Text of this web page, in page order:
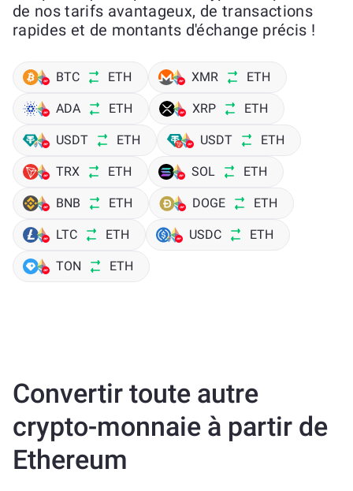
de nos tarifs avantageux, de transactions
rapides et de montants d'échange précis !
BTC ETH XMR ETH
ADA ETH XRP ETH
USDT ETH USDT ETH
TRX ETH SOL ETH
BNB ETH DOGE ETH
LTC ETH USDC ETH
TON ETH
Convertir toute autre
crypto-monnaie à partir de
Ethereum